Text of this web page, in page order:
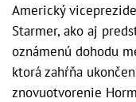
Americký
Starmer, ako aj
oznámenú dohodu
ktorá zahŕňa
znovuotvorenie